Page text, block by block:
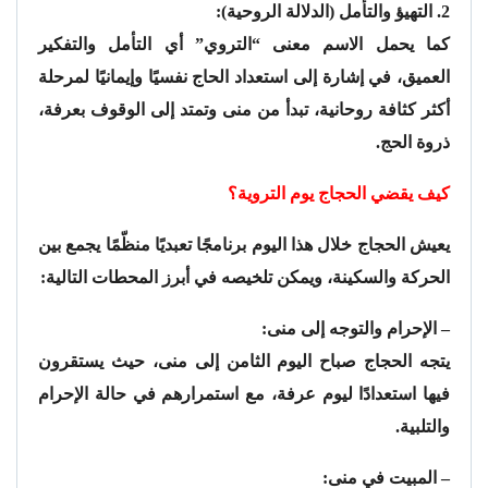
2. التهيؤ والتأمل (الدلالة الروحية):
كما يحمل الاسم معنى “التروي” أي التأمل والتفكير
العميق، في إشارة إلى استعداد الحاج نفسيًا وإيمانيًا لمرحلة
أكثر كثافة روحانية، تبدأ من منى وتمتد إلى الوقوف بعرفة،
ذروة الحج.
كيف يقضي الحجاج يوم التروية؟
يعيش الحجاج خلال هذا اليوم برنامجًا تعبديًا منظّمًا يجمع بين
الحركة والسكينة، ويمكن تلخيصه في أبرز المحطات التالية:
– الإحرام والتوجه إلى منى:
يتجه الحجاج صباح اليوم الثامن إلى منى، حيث يستقرون
فيها استعدادًا ليوم عرفة، مع استمرارهم في حالة الإحرام
والتلبية.
– المبيت في منى: